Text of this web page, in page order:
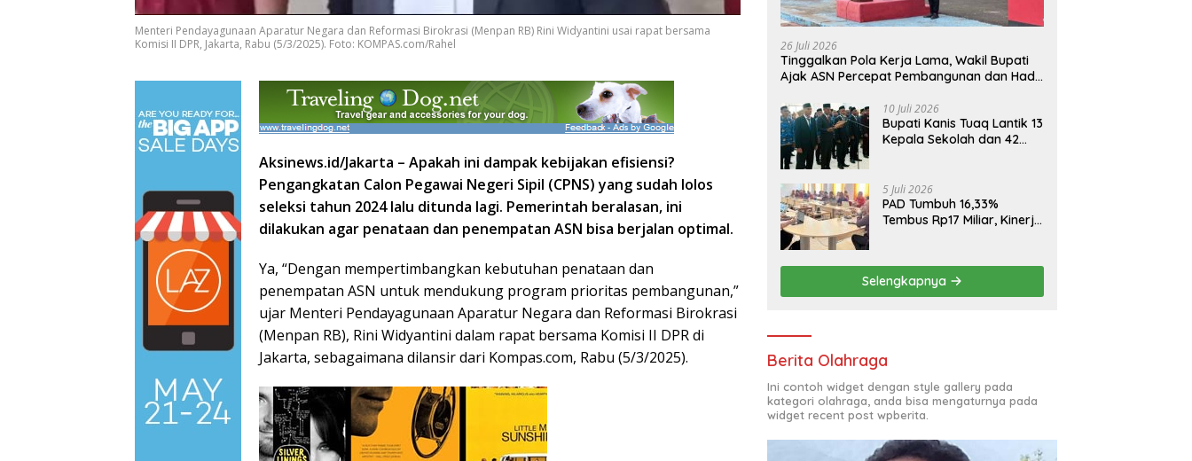
Menteri Pendayagunaan Aparatur Negara dan Reformasi Birokrasi (Menpan RB) Rini Widyantini usai rapat bersama
Komisi II DPR, Jakarta, Rabu (5/3/2025). Foto: KOMPAS.com/Rahel
Aksinews.id/Jakarta – Apakah ini dampak kebijakan efisiensi?
Pengangkatan Calon Pegawai Negeri Sipil (CPNS) yang sudah lolos
seleksi tahun 2024 lalu ditunda lagi. Pemerintah beralasan, ini
dilakukan agar penataan dan penempatan ASN bisa berjalan optimal.
Ya, “Dengan mempertimbangkan kebutuhan penataan dan
penempatan ASN untuk mendukung program prioritas pembangunan,”
ujar Menteri Pendayagunaan Aparatur Negara dan Reformasi Birokrasi
(Menpan RB), Rini Widyantini dalam rapat bersama Komisi II DPR di
Jakarta, sebagaimana dilansir dari Kompas.com, Rabu (5/3/2025).
26 Juli 2026
Tinggalkan Pola Kerja Lama, Wakil Bupati
Ajak ASN Percepat Pembangunan dan Hadir
10 Juli 2026
Bupati Kanis Tuaq Lantik 13
Kepala Sekolah dan 42
5 Juli 2026
PAD Tumbuh 16,33%
Tembus Rp17 Miliar, Kinerja
Selengkapnya
Berita Olahraga
Ini contoh widget dengan style gallery pada
kategori olahraga, anda bisa mengaturnya pada
widget recent post wpberita.